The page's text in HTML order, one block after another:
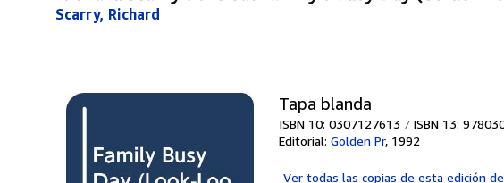
Scarry, Richard
Tapa blanda
ISBN 10: 0307127613
ISBN 13:
Editorial: Golden Pr, 1992
Ver todas las copias de esta edición